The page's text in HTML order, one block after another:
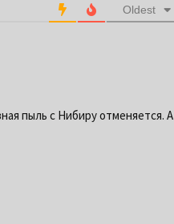
Oldest
пыль с Нибиру отменяется. А